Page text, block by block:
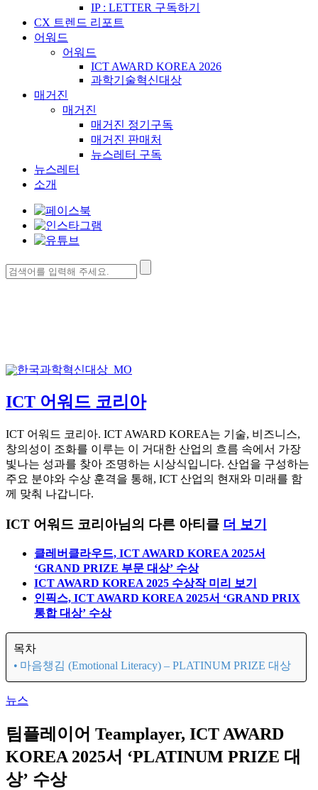
IP : LETTER 구독하기
CX 트렌드 리포트
어워드
어워드
ICT AWARD KOREA 2026
과학기술혁신대상
매거진
매거진
매거진 정기구독
매거진 판매처
뉴스레터 구독
뉴스레터
소개
검
색:
ICT 어워드 코리아
ICT 어워드 코리아. ICT AWARD KOREA는 기술, 비즈니스,
창의성이 조화를 이루는 이 거대한 산업의 흐름 속에서 가장
빛나는 성과를 찾아 조명하는 시상식입니다. 산업을 구성하는
주요 분야와 수상 훈격을 통해, ICT 산업의 현재와 미래를 함
께 맞춰 나갑니다.
ICT 어워드 코리아님의 다른 아티클 더 보기
클레버클라우드, ICT AWARD KOREA 2025서
‘GRAND PRIZE 부문 대상’ 수상
ICT AWARD KOREA 2025 수상작 미리 보기
인픽스, ICT AWARD KOREA 2025서 ‘GRAND PRIX
통합 대상’ 수상
목차
마음챙김 (Emotional Literacy) – PLATINUM PRIZE 대상
뉴스
팀플레이어 Teamplayer, ICT AWARD
KOREA 2025서 ‘PLATINUM PRIZE 대
상’ 수상